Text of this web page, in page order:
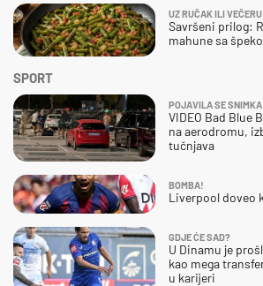
SPORT
POJAVILA SE SNIMKA
VIDEO Bad Blue
na aerodromu,
tučnjava
BOMBA!
Liverpool doveo
GDJE ĆE SAD?
U Dinamu je
kao mega
u karijeri
UZ RUČAK ILI VEČERU
Savršeni prilog:
mahune sa